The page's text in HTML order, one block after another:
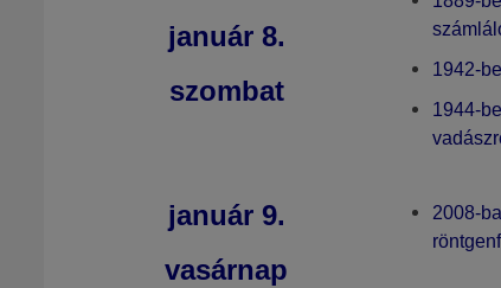
január 8.
szombat
1942-
1944-
január 9.
vasárnap
2008-